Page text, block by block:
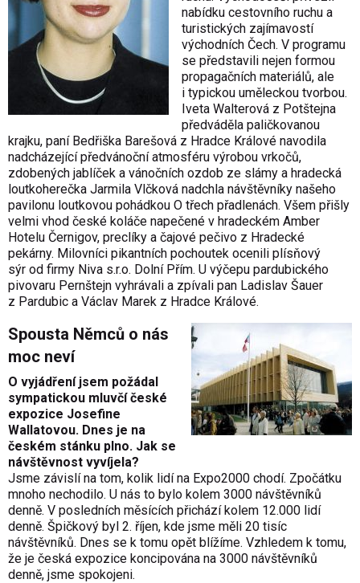
nabídku cestovního ruchu a
turistických zajímavostí
východních Čech. V programu
se představili nejen formou
propagačních materiálů, ale
i typickou uměleckou tvorbou.
Iveta Walterová z Potštejna
předváděla paličkovanou
krajku, paní Bedřiška Barešová z Hradce Králové navodila
nadcházející předvánoční atmosféru výrobou vrkočů,
zdobených jablíček a vánočních ozdob ze slámy a hradecká
loutkoherečka Jarmila Vlčková nadchla návštěvníky našeho
pavilonu loutkovou pohádkou O třech přadlenách. Všem přišly
velmi vhod české koláče napečené v hradeckém Amber
Hotelu Černigov, preclíky a čajové pečivo z Hradecké
pekárny. Milovníci pikantních pochoutek ocenili plísňový
sýr od firmy Niva s.r.o. Dolní Přím. U výčepu pardubického
pivovaru Pernštejn vyhrávali a zpívali pan Ladislav Šauer
z Pardubic a Václav Marek z Hradce Králové.
Spousta Němců o nás
moc neví
O vyjádření jsem požádal
sympatickou mluvčí české
expozice Josefine
Wallatovou. Dnes je na
českém stánku plno. Jak se
návštěvnost vyvíjela?
Jsme závislí na tom, kolik lidí na Expo2000 chodí. Zpočátku
mnoho nechodilo. U nás to bylo kolem 3000 návštěvníků
denně. V posledních měsících přichází kolem 12.000 lidí
denně. Špičkový byl 2. říjen, kde jsme měli 20 tisíc
návštěvníků. Dnes se k tomu opět blížíme. Vzhledem k tomu,
že je česká expozice koncipována na 3000 návštěvníků
denně, jsme spokojeni.